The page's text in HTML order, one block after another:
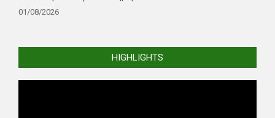
01/08/2026
HIGHLIGHTS